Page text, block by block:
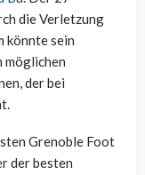
die Verletzung
könnte sein
möglichen
der bei
Grenoble Foot
der besten